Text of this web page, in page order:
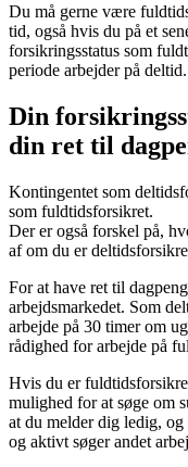
Du må gerne være
tid, også hvis du på et
forsikringsstatus som
periode arbejder på deltid.
Din
din ret til
Kontingentet som
som fuldtidsforsikret.
Der er også forskel på,
af om du er
For at have ret til
arbejdsmarkedet. Som
arbejde på 30 timer om
rådighed for arbejde på
Hvis du er
mulighed for at søge om
at du melder dig ledig,
og aktivt søger andet